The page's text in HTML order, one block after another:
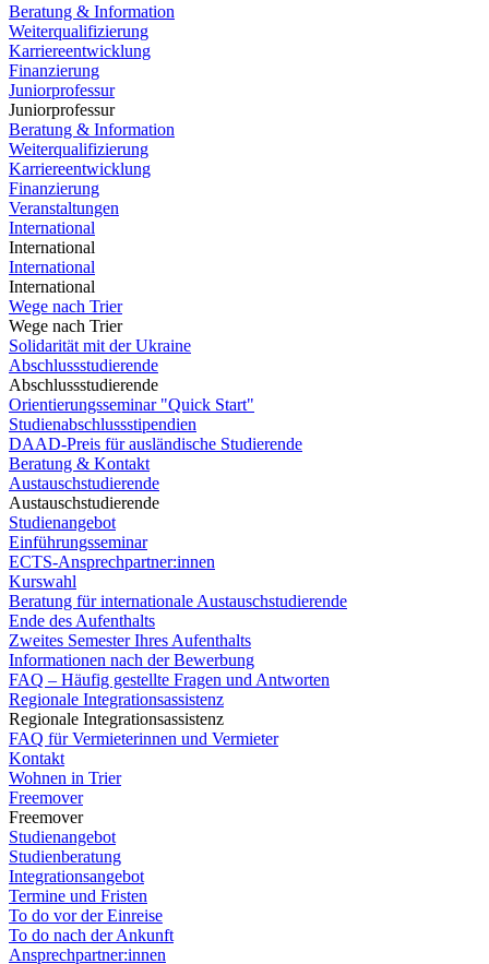
Beratung & Information
Weiterqualifizierung
Karriereentwicklung
Finanzierung
Juniorprofessur
Juniorprofessur
Beratung & Information
Weiterqualifizierung
Karriereentwicklung
Finanzierung
Veranstaltungen
International
International
International
International
Wege nach Trier
Wege nach Trier
Solidarität mit der Ukraine
Abschlussstudierende
Abschlussstudierende
Orientierungsseminar "Quick Start"
Studienabschlussstipendien
DAAD-Preis für ausländische Studierende
Beratung & Kontakt
Austauschstudierende
Austauschstudierende
Studienangebot
Einführungsseminar
ECTS-Ansprechpartner:innen
Kurswahl
Beratung für internationale Austauschstudierende
Ende des Aufenthalts
Zweites Semester Ihres Aufenthalts
Informationen nach der Bewerbung
FAQ – Häufig gestellte Fragen und Antworten
Regionale Integrationsassistenz
Regionale Integrationsassistenz
FAQ für Vermieterinnen und Vermieter
Kontakt
Wohnen in Trier
Freemover
Freemover
Studienangebot
Studienberatung
Integrationsangebot
Termine und Fristen
To do vor der Einreise
To do nach der Ankunft
Ansprechpartner:innen